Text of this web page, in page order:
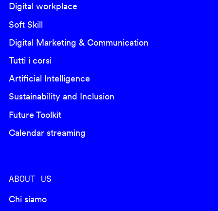
Digital workplace
Soft Skill
Digital Marketing & Communication
Tutti i corsi
Artificial Intelligence
Sustainability and Inclusion
Future Toolkit
Calendar streaming
ABOUT US
Chi siamo